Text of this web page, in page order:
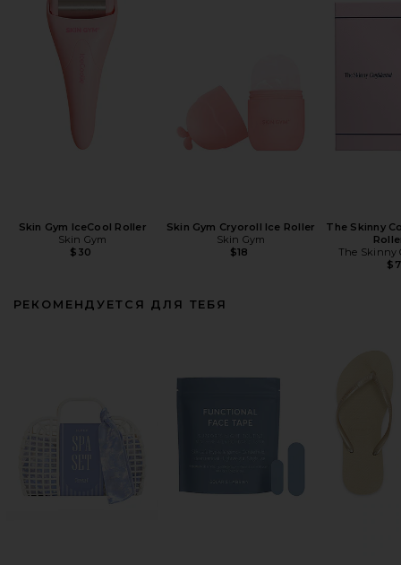
Skin Gym IceCool Roller
Skin Gym
$30
Skin Gym Cryoroll Ice Roller
Skin Gym
$18
The Skinny
The Skinny
РЕКОМЕНДУЕТСЯ ДЛЯ ТЕБЯ